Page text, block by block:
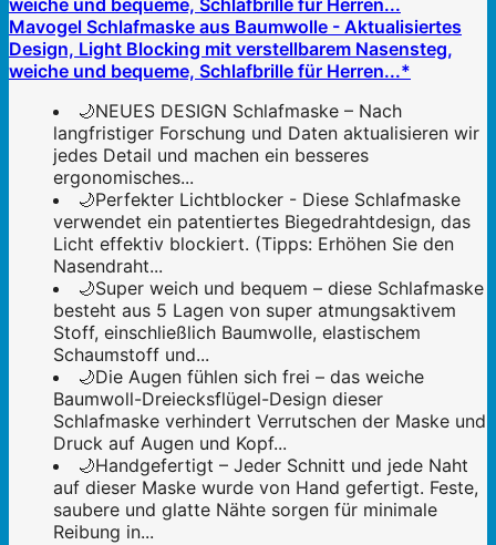
Mavogel Schlafmaske aus Baumwolle - Aktualisiertes
Design, Light Blocking mit verstellbarem Nasensteg,
weiche und bequeme, Schlafbrille für Herren...*
🌙NEUES DESIGN Schlafmaske – Nach
langfristiger Forschung und Daten aktualisieren wir
jedes Detail und machen ein besseres
ergonomisches...
🌙Perfekter Lichtblocker - Diese Schlafmaske
verwendet ein patentiertes Biegedrahtdesign, das
Licht effektiv blockiert. (Tipps: Erhöhen Sie den
Nasendraht...
🌙Super weich und bequem – diese Schlafmaske
besteht aus 5 Lagen von super atmungsaktivem
Stoff, einschließlich Baumwolle, elastischem
Schaumstoff und...
🌙Die Augen fühlen sich frei – das weiche
Baumwoll-Dreiecksflügel-Design dieser
Schlafmaske verhindert Verrutschen der Maske und
Druck auf Augen und Kopf...
🌙Handgefertigt – Jeder Schnitt und jede Naht
auf dieser Maske wurde von Hand gefertigt. Feste,
saubere und glatte Nähte sorgen für minimale
Reibung in...